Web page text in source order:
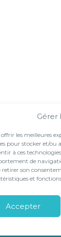
Gérer
les meilleures
pour stocker et/ou
à ces
de
retirer son
et
Accepter
SOLUTIONS
RÉALISATION